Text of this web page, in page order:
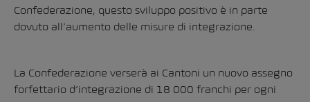
Confederazione, questo sviluppo positivo è in parte
dovuto all’aumento delle misure di integrazione.
La Confederazione verserà ai Cantoni un nuovo assegno
forfettario d’integrazione di 18 000 franchi per ogni